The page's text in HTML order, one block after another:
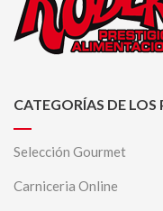
CATEGORÍAS DE
Selección Gourmet
Carniceria Online